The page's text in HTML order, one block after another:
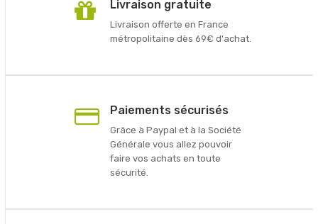
Livraison gratuite
Livraison offerte en France
métropolitaine dès 69€ d'achat.
Paiements sécurisés
Grâce à Paypal et à la Société
Générale vous allez pouvoir
faire vos achats en toute
sécurité.